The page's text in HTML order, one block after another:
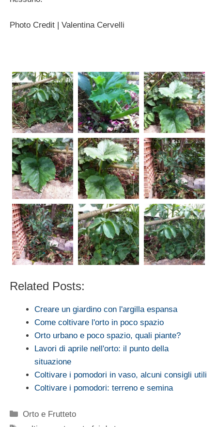
Photo Credit | Valentina Cervelli
Related Posts:
Creare un giardino con l'argilla espansa
Come coltivare l'orto in poco spazio
Orto urbano e poco spazio, quali piante?
Lavori di aprile nell'orto: il punto della
situazione
Coltivare i pomodori in vaso, alcuni consigli utili
Coltivare i pomodori: terreno e semina
Categorie
Orto e Frutteto